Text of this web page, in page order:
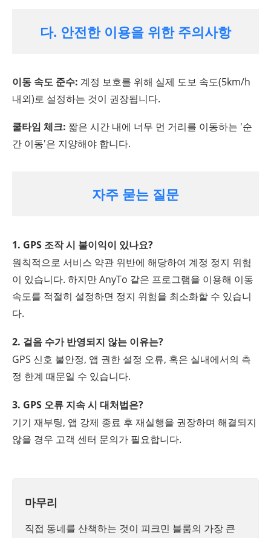
다. 안전한 이용을 위한 주의사항
이동 속도 준수: 계정 보호를 위해 실제 도보 속도(5km/h
내외)로 설정하는 것이 권장됩니다.
쿨타임 체크: 짧은 시간 내에 너무 먼 거리를 이동하는 '순
간 이동'은 지양해야 합니다.
자주 묻는 질문
1. GPS 조작 시 불이익이 있나요?
원칙적으로 서비스 약관 위반에 해당하여 계정 정지 위험
이 있습니다. 하지만 AnyTo 같은 프로그램을 이용해 이동
속도를 적절히 설정하면 정지 위험을 최소화할 수 있습니
다.
2. 걸음 수가 반영되지 않는 이유는?
GPS 신호 불안정, 앱 권한 설정 오류, 혹은 실내에서의 측
정 한계 때문일 수 있습니다.
3. GPS 오류 지속 시 대처법은?
기기 재부팅, 앱 강제 종료 후 재실행을 권장하며 해결되지
않을 경우 고객 센터 문의가 필요합니다.
마무리
직접 동네를 산책하는 것이 피크민 블룸의 가장 큰